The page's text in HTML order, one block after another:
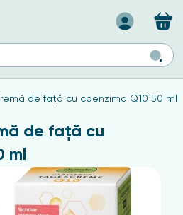
TEN
pentru ten mixt
pentru ten gras
pentru ten sensibil
de față cu coenzima Q10 50 ml
de față cu
ml